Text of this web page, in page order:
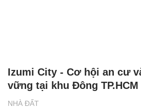
NHÀ ĐẤT
Izumi City - Cơ hội an cư
vững tại khu Đông TP.HCM